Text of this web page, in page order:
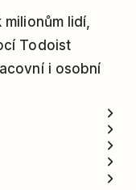
lidí,
Todoist
i osobní